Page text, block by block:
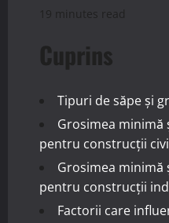
19 minutes read
Cuprins
Tipuri de săpe și
Grosimea minimă
pentru construcții
Grosimea minimă
pentru construcții
Factorii care